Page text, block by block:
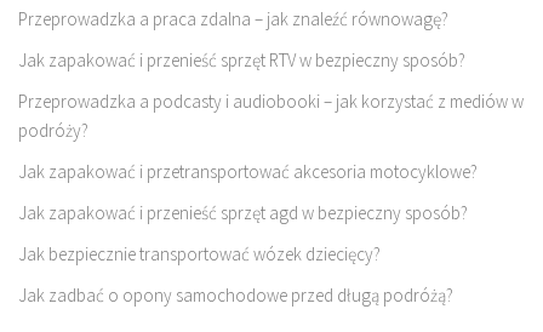
Przeprowadzka a praca zdalna – jak znaleźć równowagę?
Jak zapakować i przenieść sprzęt RTV w bezpieczny sposób?
Przeprowadzka a podcasty i audiobooki – jak korzystać z mediów w
podróży?
Jak zapakować i przetransportować akcesoria motocyklowe?
Jak zapakować i przenieść sprzęt agd w bezpieczny sposób?
Jak bezpiecznie transportować wózek dziecięcy?
Jak zadbać o opony samochodowe przed długą podróżą?